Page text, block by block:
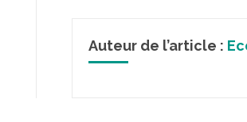
Auteur de l’article :